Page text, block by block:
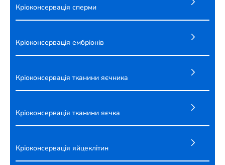
Кріоконсервація сперми
Кріоконсервація ембріонів
Кріоконсервація тканини яєчника
Кріоконсервація тканини яєчка
Кріоконсервація яйцеклітин